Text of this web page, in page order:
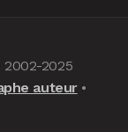
2025
auteur•